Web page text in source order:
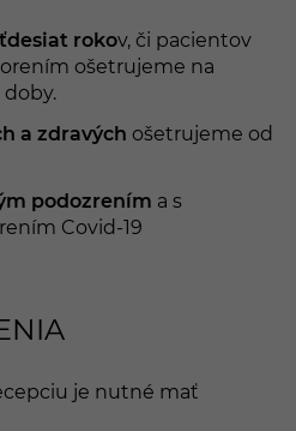
rokov, či pacientov
ošetrujeme na
a zdravých ošetrujeme od
podozrením a s
Covid-19
je nutné mať